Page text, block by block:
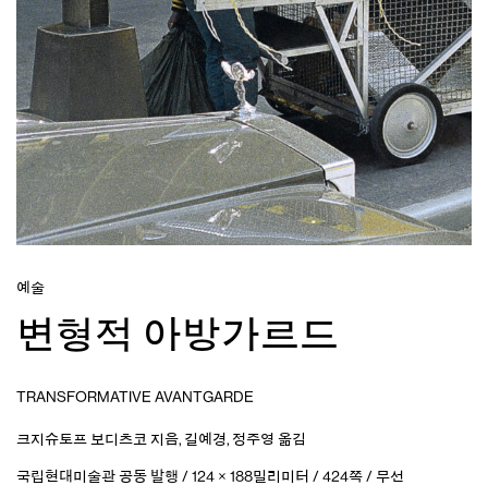
예술
변형적 아방가르드
TRANSFORMATIVE AVANTGARDE
크지슈토프 보디츠코 지음, 길예경, 정주영 옮김
국립현대미술관 공동 발행 / 124 × 188밀리미터 / 424쪽 / 무선